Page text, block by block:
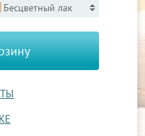
Бесцветный лак